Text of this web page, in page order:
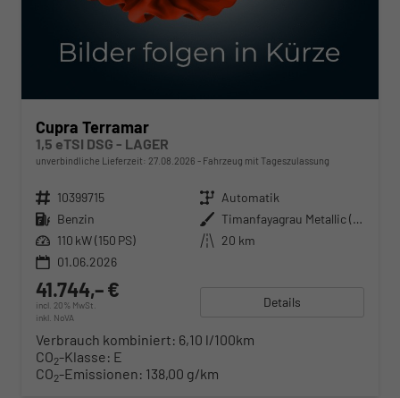
Cupra Terramar
1,5 eTSI DSG - LAGER
unverbindliche Lieferzeit: 27.08.2026 Fahrzeug mit Tageszulassung
Fahrzeugnr. 10399715 Getriebe Automatik
Kraftstoff Benzin Außenfarbe
Timanfayagrau Metallic (N7)
Leistung 110 kW (150 PS) Kilometerstand 20 km
01.06.2026
41.744,– €
incl. 20% MwSt.
inkl. NoVA
Details
Verbrauch kombiniert: 6,10 l/100km
CO2-Klasse: E
CO2-Emissionen: 138,00 g/km